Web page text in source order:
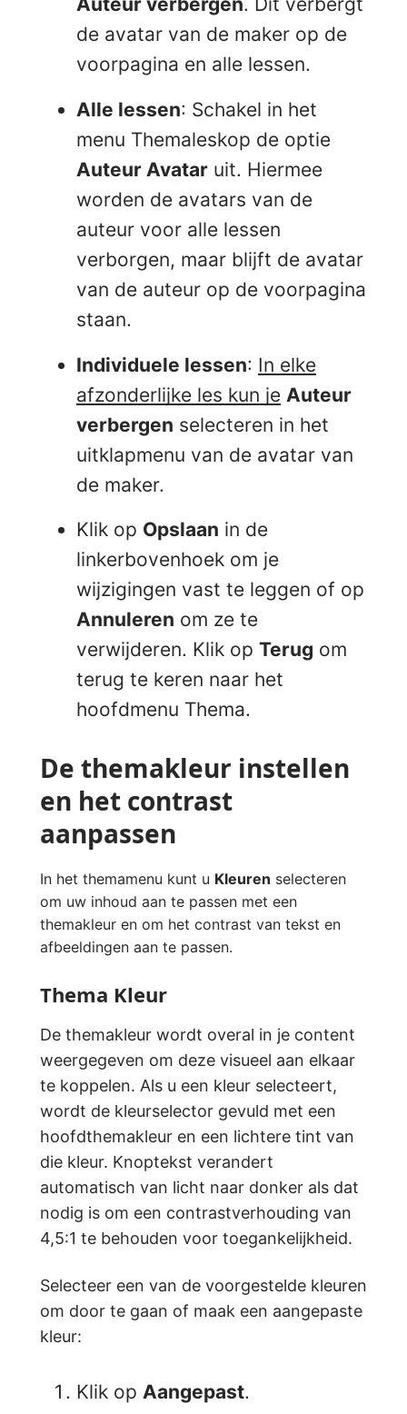
de avatar van de maker op de
voorpagina en alle lessen.
Alle lessen: Schakel in het
menu Themaleskop de optie
Auteur Avatar uit. Hiermee
worden de avatars van de
auteur voor alle lessen
verborgen, maar blijft de avatar
van de auteur op de voorpagina
staan.
Individuele lessen: In elke
afzonderlijke les kun je Auteur
verbergen selecteren in het
uitklapmenu van de avatar van
de maker.
Klik op Opslaan in de
linkerbovenhoek om je
wijzigingen vast te leggen of op
Annuleren om ze te
verwijderen. Klik op Terug om
terug te keren naar het
hoofdmenu Thema.
De themakleur instellen
en het contrast
aanpassen
In het themamenu kunt u Kleuren selecteren
om uw inhoud aan te passen met een
themakleur en om het contrast van tekst en
afbeeldingen aan te passen.
Thema Kleur
De themakleur wordt overal in je content
weergegeven om deze visueel aan elkaar
te koppelen. Als u een kleur selecteert,
wordt de kleurselector gevuld met een
hoofdthemakleur en een lichtere tint van
die kleur. Knoptekst verandert
automatisch van licht naar donker als dat
nodig is om een contrastverhouding van
4,5:1 te behouden voor toegankelijkheid.
Selecteer een van de voorgestelde kleuren
om door te gaan of maak een aangepaste
kleur:
Klik op Aangepast.